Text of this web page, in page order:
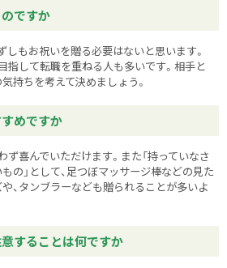
ですか
しもお祝いを贈る必要はないと思います。
指して転職を重ねる人も多いです。相手と
持ちを考えて決めましょう。
めですか
ず喜んでいただけます。また「持っていなさ
の」として、足つぼマッサージ棒などの見た
、タンブラーなども贈られることが多いよ
することは何ですか